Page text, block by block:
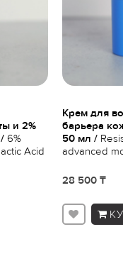
и 2%
6%
Acid
Крем для
барьера
50 мл /
advanced
28 500 ₸